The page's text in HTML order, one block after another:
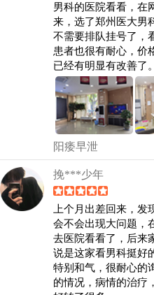
男科的医院看看，在
来，选了郑州医大男
不需要排队挂号了，
患者也很有耐心，价
已经有明显有改善了。
阳痿早泄
挽***少年
上个月出差回来，发
会不会出现大问题，
去医院看看了，后来
说是这家看男科挺好
特别和气，很耐心的
的情况，病情的治疗